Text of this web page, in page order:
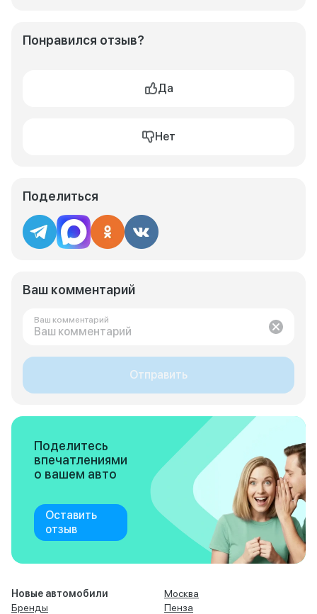
Понравился отзыв?
Да
Нет
Поделиться
Ваш комментарий
Ваш комментарий
Отправить
Поделитесь
впечатлениями
о вашем авто
Оставить
отзыв
Новые автомобили
Бренды
Москва
Пенза